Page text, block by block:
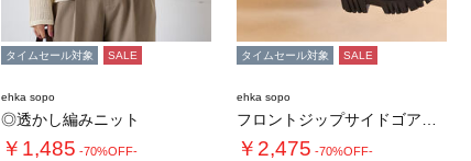
タイムセール対象 SALE
ehka sopo
◎透かし編みニット
￥1,485 -70%OFF-
タイムセール対象 SALE
ehka sopo
￥2,475 -70%OFF-